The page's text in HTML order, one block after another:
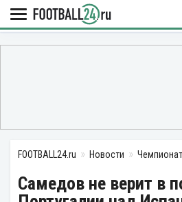
FOOTBALL24.ru Новости
Самедов не верит в